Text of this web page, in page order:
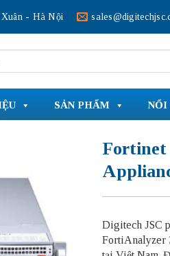
- Hà Nội
SẢN PHẨM NỔI
Fortinet
Digitech JSC
FortiAnalyzer